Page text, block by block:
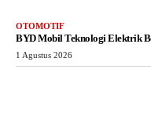
OTOMOTIF
BYD Mobil Teknologi Elektrik
1 Agustus 2026